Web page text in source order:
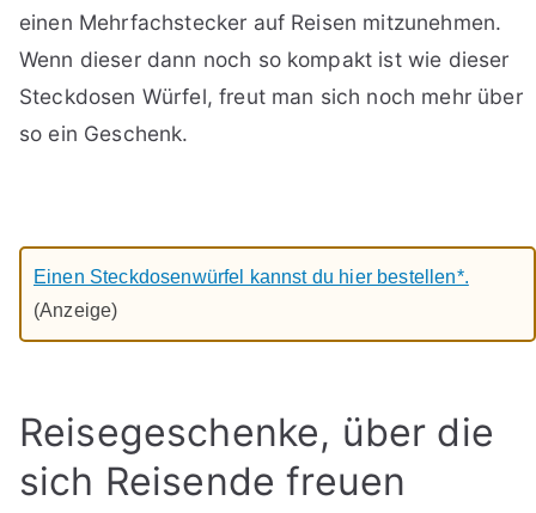
einen Mehrfachstecker auf Reisen mitzunehmen.
Wenn dieser dann noch so kompakt ist wie dieser
Steckdosen Würfel, freut man sich noch mehr über
so ein Geschenk.
Einen Steckdosenwürfel kannst du hier bestellen*.
(Anzeige)
Reisegeschenke, über die
sich Reisende freuen